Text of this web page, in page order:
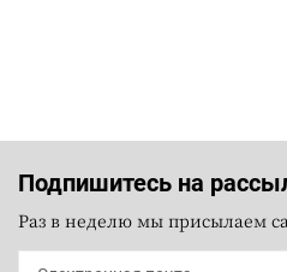
Подпишитесь на
Раз в неделю мы присылаем